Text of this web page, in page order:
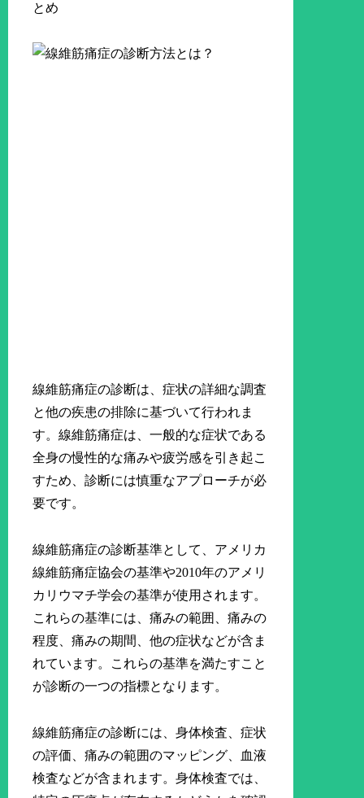
線維筋痛症の診断は、症状の詳細な調査
と他の疾患の排除に基づいて行われま
す。線維筋痛症は、一般的な症状である
全身の慢性的な痛みや疲労感を引き起こ
すため、診断には慎重なアプローチが必
要です。
線維筋痛症の診断基準として、アメリカ
線維筋痛症協会の基準や2010年のアメリ
カリウマチ学会の基準が使用されます。
これらの基準には、痛みの範囲、痛みの
程度、痛みの期間、他の症状などが含ま
れています。これらの基準を満たすこと
が診断の一つの指標となります。
線維筋痛症の診断には、身体検査、症状
の評価、痛みの範囲のマッピング、血液
検査などが含まれます。身体検査では、